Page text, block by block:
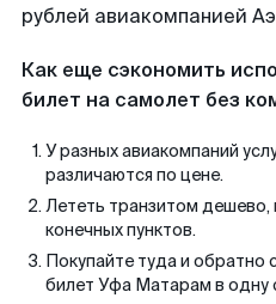
рублей авиакомпанией
Как еще сэкономить
билет на самолет без
У разных авиакомпаний
различаются по цене.
Лететь транзитом дешево,
конечных пунктов.
Покупайте туда и обратно
билет Уфа Матарам в одну